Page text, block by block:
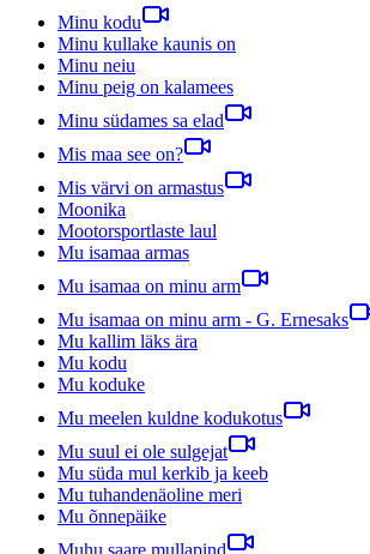
Minu kodu
Minu kullake kaunis on
Minu neiu
Minu peig on kalamees
Minu südames sa elad
Mis maa see on?
Mis värvi on armastus
Moonika
Mootorsportlaste laul
Mu isamaa armas
Mu isamaa on minu arm
Mu isamaa on minu arm - G. Ernesaks
Mu kallim läks ära
Mu kodu
Mu koduke
Mu meelen kuldne kodukotus
Mu suul ei ole sulgejat
Mu süda mul kerkib ja keeb
Mu tuhandenäoline meri
Mu õnnepäike
Muhu saare mullapind